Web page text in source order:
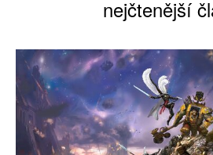
nejčtenější